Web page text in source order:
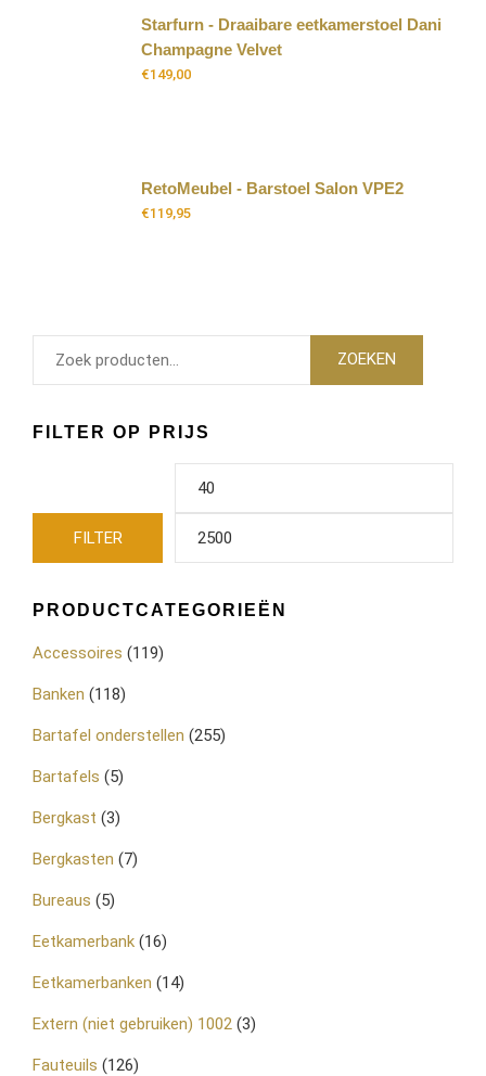
Starfurn - Draaibare eetkamerstoel Dani
Champagne Velvet
€149,00
RetoMeubel - Barstoel Salon VPE2
€119,95
ZOEKEN
FILTER OP PRIJS
FILTER
PRODUCTCATEGORIEËN
Accessoires (119)
Banken (118)
Bartafel onderstellen (255)
Bartafels (5)
Bergkast (3)
Bergkasten (7)
Bureaus (5)
Eetkamerbank (16)
Eetkamerbanken (14)
Extern (niet gebruiken) 1002 (3)
Fauteuils (126)